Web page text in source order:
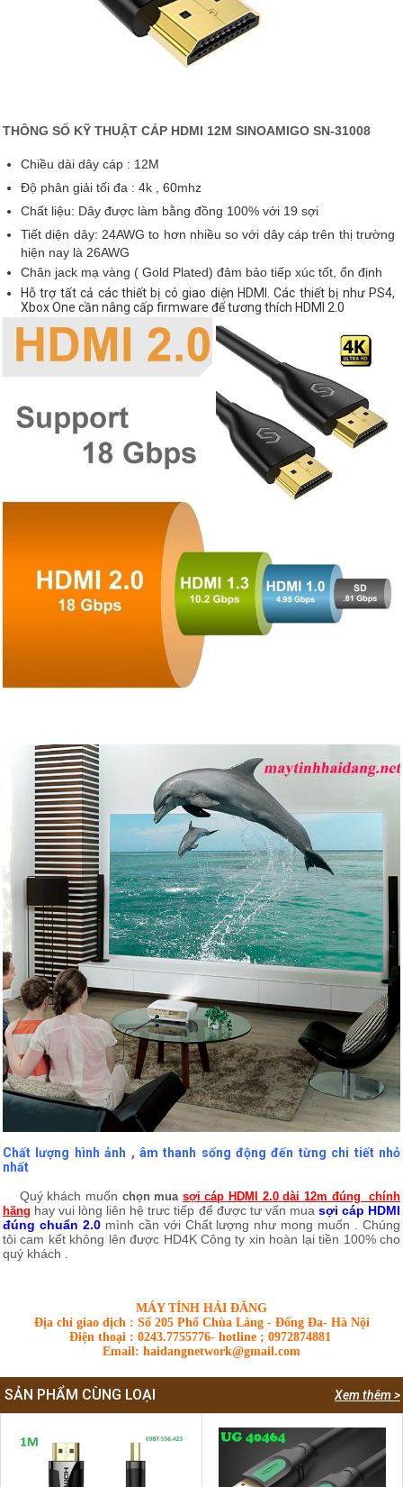
THÔNG SỐ KỸ THUẬT CÁP HDMI 12M SINOAMIGO SN-31008
Chiều dài dây cáp : 12M
Độ phân giải tối đa : 4k , 60mhz
Chất liệu: Dây được làm bằng đồng 100% với 19 sợi
Tiết diện dây: 24AWG to hơn nhiều so với dây cáp trên thị trường
hiện nay là 26AWG
Chân jack mạ vàng ( Gold Plated) đảm bảo tiếp xúc tốt, ổn định
Hỗ trợ tất cả các thiết bị có giao diện HDMI. Các thiết bị như PS4,
Xbox One cần nâng cấp firmware để tương thích HDMI 2.0
Chất lượng hình ảnh , âm thanh sống động đến từng chi tiết nhỏ
nhất
Quý khách muốn chọn mua sợi cáp HDMI 2.0 dài 12m đúng chính
hãng hay vui lòng liên hệ trưc tiếp để được tư vấn mua sợi cáp HDMI
đúng chuẩn 2.0mình cần với Chất lượng như mong muốn . Chúng
tôi cam kết không lên được HD4K Công ty xin hoàn lại tiền 100% cho
quý khách .
MÁY TÍNH HẢI ĐĂNG
Địa chỉ giao dịch : Số 205 Phố Chùa Láng - Đống Đa- Hà Nội
Điện thoại : 0243.7755776- hotline ; 0972874881
Email: haidangnetwork@gmail.com
Xem thêm >
SẢN PHẨM CÙNG LOẠI